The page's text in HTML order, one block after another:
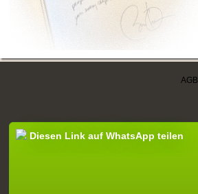
AGB
Diesen Link auf WhatsApp teilen